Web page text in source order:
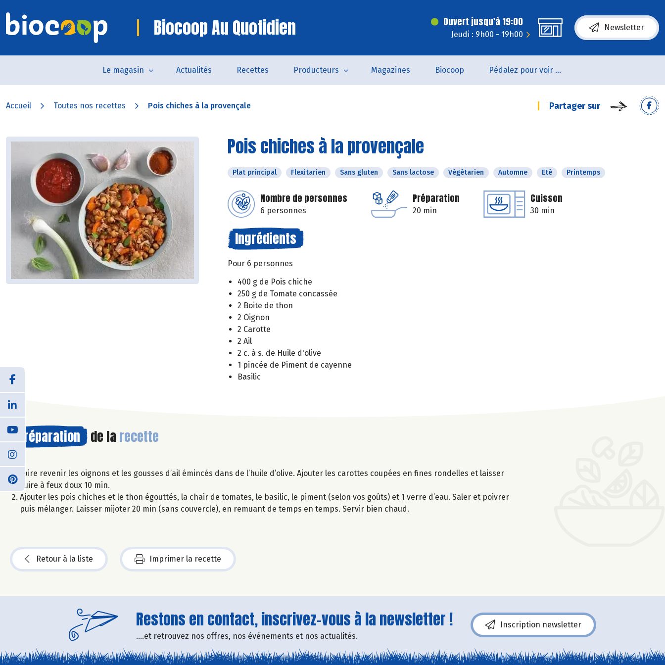
Biocoop Au Quotidien Ouvert jusqu'à 19:00
Jeudi : 9h00 - 19h00
Newsletter
Le magasin Actualités Recettes Producteurs Magazines Biocoop Pédalez pour voir un film !
Accueil Toutes nos recettes Pois chiches à la provençale Partager sur
Pois chiches à la provençale
Plat principal Flexitarien Sans gluten Sans lactose Végétarien Automne Eté Printemps
Nombre de personnes
6 personnes
Préparation
20 min
Cuisson
30 min
Ingrédients
Pour 6 personnes
400 g de Pois chiche
250 g de Tomate concassée
2 Boite de thon
2 Oignon
2 Carotte
2 Ail
2 c. à s. de Huile d'olive
1 pincée de Piment de cayenne
Basilic
Préparation de la recette
Faire revenir les oignons et les gousses d’ail émincés dans de l’huile d’olive. Ajouter les carottes coupées en fines rondelles et laisser
cuire à feux doux 10 min.
Ajouter les pois chiches et le thon égouttés, la chair de tomates, le basilic, le piment (selon vos goûts) et 1 verre d’eau. Saler et poivrer
puis mélanger. Laisser mijoter 20 min (sans couvercle), en remuant de temps en temps. Servir bien chaud.
Retour à la liste Imprimer la recette
Restons en contact, inscrivez-vous à la newsletter !
....et retrouvez nos offres, nos événements et nos actualités.
Inscription newsletter